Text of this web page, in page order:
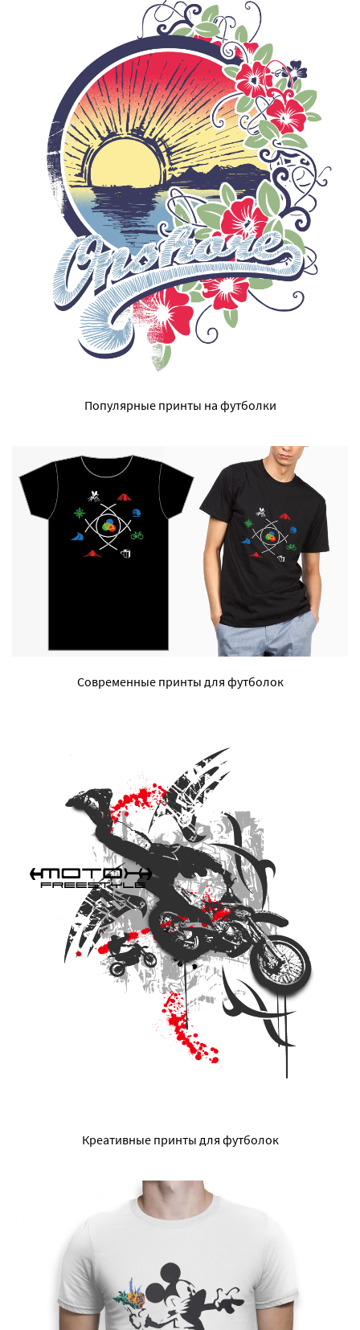
Популярные принты на футболки
Современные принты для футболок
Креативные принты для футболок